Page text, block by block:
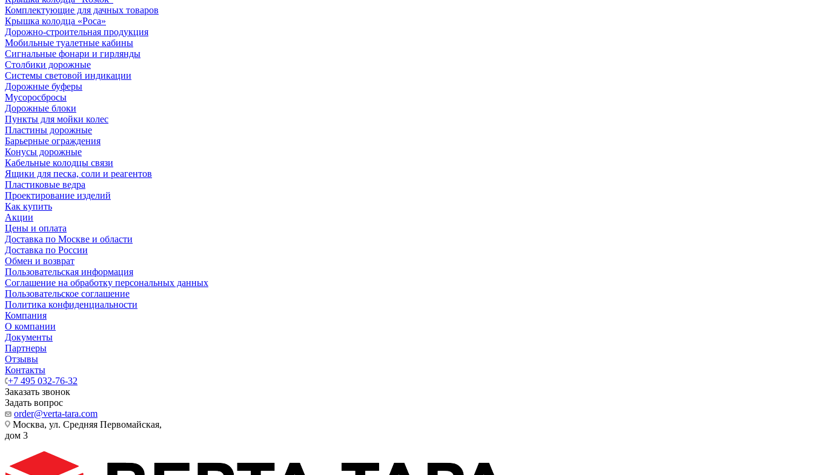
Комплектующие для дачных товаров
Крышка колодца «Роса»
Дорожно-строительная продукция
Мобильные туалетные кабины
Сигнальные фонари и гирлянды
Столбики дорожные
Системы световой индикации
Дорожные буферы
Мусоросбросы
Дорожные блоки
Пункты для мойки колес
Пластины дорожные
Барьерные ограждения
Конусы дорожные
Кабельные колодцы связи
Ящики для песка, соли и реагентов
Пластиковые ведра
Проектирование изделий
Как купить
Акции
Цены и оплата
Доставка по Москве и области
Доставка по России
Обмен и возврат
Пользовательская информация
Соглашение на обработку персональных данных
Пользовательское соглашение
Политика конфиденциальности
Компания
О компании
Документы
Партнеры
Отзывы
Контакты
+7 495 032-76-32
Заказать звонок
Задать вопрос
order@verta-tara.com
Москва, ул. Средняя Первомайская,
дом 3